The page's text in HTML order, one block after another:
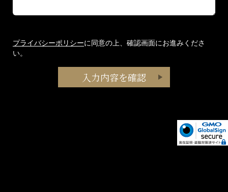
プライバシーポリシーに同意の上、確認画面にお進みくださ
い。